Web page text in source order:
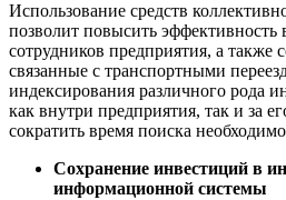
Использование средств
позволит повысить эффективность
сотрудников предприятия, а также
связанные с транспортными
индексирования различного рода
как внутри предприятия, так и за
сократить время поиска
Сохранение инвестиций в
информационной системы